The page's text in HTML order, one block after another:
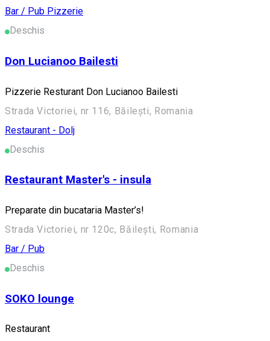
Bar / Pub Pizzerie
Deschis
Don Lucianoo Bailesti
Pizzerie Resturant Don Lucianoo Bailesti
Strada Victoriei, nr 116, Băilești, Romania
Restaurant - Dolj
Deschis
Restaurant Master's - insula
Preparate din bucataria Master’s!
Strada Victoriei, nr 120c, Băilești, Romania
Bar / Pub
Deschis
SOKO lounge
Restaurant